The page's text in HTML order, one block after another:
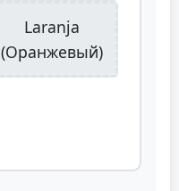
Laranja
(Оранжевый)